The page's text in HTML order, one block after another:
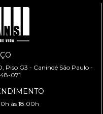
Piso G3 - Canindé São Paulo -
071
às 18:00h